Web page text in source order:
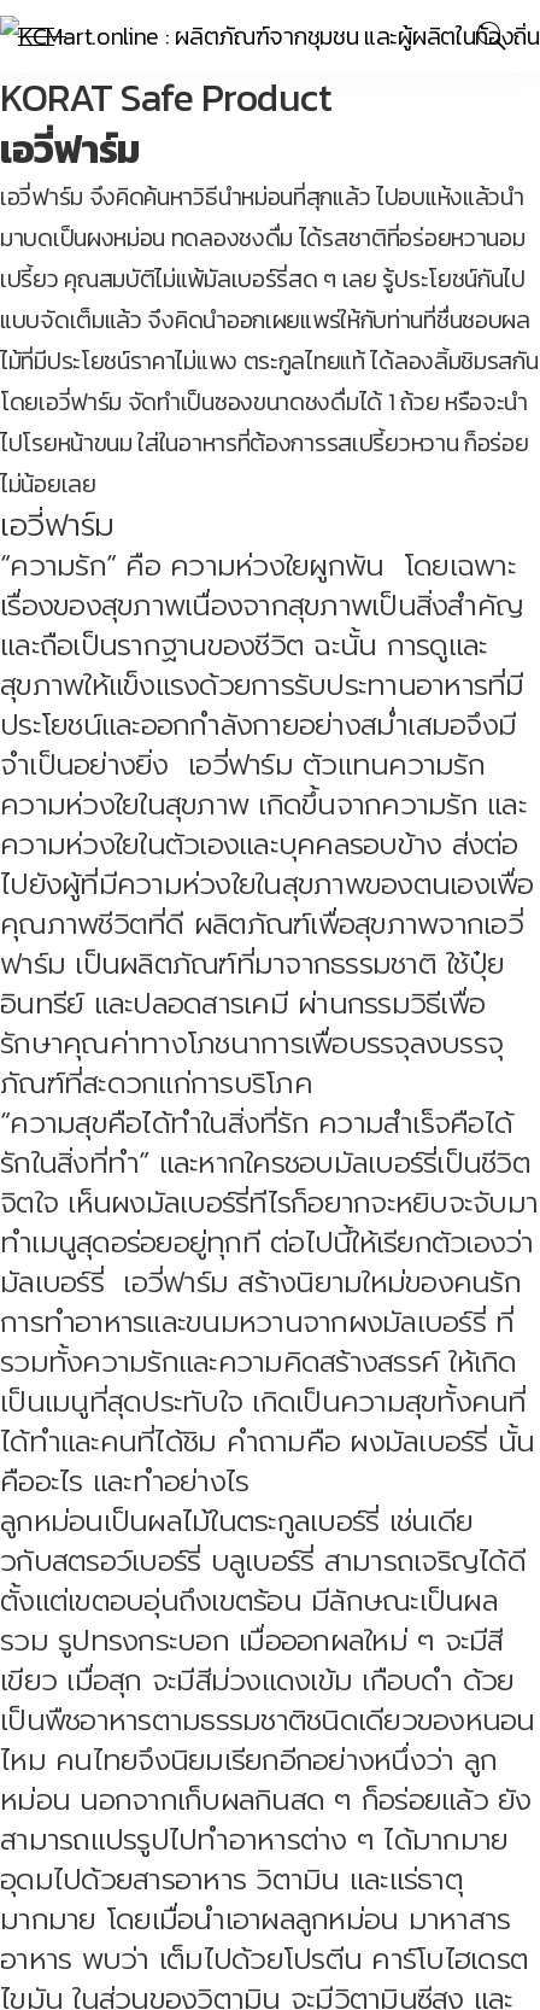
KORAT Safe Product
เอวี่ฟาร์ม
เอวี่ฟาร์ม จึงคิดค้นหาวิธีนำหม่อนที่สุกแล้ว ไปอบแห้งแล้วนำ
มาบดเป็นผงหม่อน ทดลองชงดื่ม ได้รสชาติที่อร่อยหวานอม
เปรี้ยว คุณสมบัติไม่แพ้มัลเบอร์รี่สด ๆ เลย รู้ประโยชน์กันไป
แบบจัดเต็มแล้ว จึงคิดนำออกเผยแพร่ให้กับท่านที่ชื่นชอบผล
ไม้ที่มีประโยชน์ราคาไม่แพง ตระกูลไทยแท้ ได้ลองลิ้มชิมรสกัน
โดยเอวี่ฟาร์ม จัดทำเป็นซองขนาดชงดื่มได้ 1 ถ้วย หรือจะนำ
ไปโรยหน้าขนม ใส่ในอาหารที่ต้องการรสเปรี้ยวหวาน ก็อร่อย
ไม่น้อยเลย
เอวี่ฟาร์ม
“ความรัก” คือ ความห่วงใยผูกพัน โดยเฉพาะ
เรื่องของสุขภาพเนื่องจากสุขภาพเป็นสิ่งสำคัญ
และถือเป็นรากฐานของชีวิต ฉะนั้น การดูและ
สุขภาพให้แข็งแรงด้วยการรับประทานอาหารที่มี
ประโยชน์และออกกำลังกายอย่างสม่ำเสมอจึงมี
จำเป็นอย่างยิ่ง เอวี่ฟาร์ม ตัวแทนความรัก
ความห่วงใยในสุขภาพ เกิดขึ้นจากความรัก และ
ความห่วงใยในตัวเองและบุคคลรอบข้าง ส่งต่อ
ไปยังผู้ที่มีความห่วงใยในสุขภาพของตนเองเพื่อ
คุณภาพชีวิตที่ดี ผลิตภัณฑ์เพื่อสุขภาพจากเอวี่
ฟาร์ม เป็นผลิตภัณฑ์ที่มาจากธรรมชาติ ใช้ปุ๋ย
อินทรีย์ และปลอดสารเคมี ผ่านกรรมวิธีเพื่อ
รักษาคุณค่าทางโภชนาการเพื่อบรรจุลงบรรจุ
ภัณฑ์ที่สะดวกแก่การบริโภค
“ความสุขคือได้ทำในสิ่งที่รัก ความสำเร็จคือได้
รักในสิ่งที่ทำ” และหากใครชอบมัลเบอร์รี่เป็นชีวิต
จิตใจ เห็นผงมัลเบอร์รี่ทีไรก็อยากจะหยิบจะจับมา
ทำเมนูสุดอร่อยอยู่ทุกที ต่อไปนี้ให้เรียกตัวเองว่า
มัลเบอร์รี่ เอวี่ฟาร์ม สร้างนิยามใหม่ของคนรัก
การทำอาหารและขนมหวานจากผงมัลเบอร์รี่ ที่
รวมทั้งความรักและความคิดสร้างสรรค์ ให้เกิด
เป็นเมนูที่สุดประทับใจ เกิดเป็นความสุขทั้งคนที่
ได้ทำและคนที่ได้ชิม คำถามคือ ผงมัลเบอร์รี่ นั้น
คืออะไร และทำอย่างไร
ลูกหม่อนเป็นผลไม้ในตระกูลเบอร์รี่ เช่นเดีย
วกับสตรอว์เบอร์รี่ บลูเบอร์รี่ สามารถเจริญได้ดี
ตั้งแต่เขตอบอุ่นถึงเขตร้อน มีลักษณะเป็นผล
รวม รูปทรงกระบอก เมื่อออกผลใหม่ ๆ จะมีสี
เขียว เมื่อสุก จะมีสีม่วงแดงเข้ม เกือบดำ ด้วย
เป็นพืชอาหารตามธรรมชาติชนิดเดียวของหนอน
ไหม คนไทยจึงนิยมเรียกอีกอย่างหนึ่งว่า ลูก
หม่อน นอกจากเก็บผลกินสด ๆ ก็อร่อยแล้ว ยัง
สามารถแปรรูปไปทำอาหารต่าง ๆ ได้มากมาย
อุดมไปด้วยสารอาหาร วิตามิน และแร่ธาตุ
มากมาย โดยเมื่อนำเอาผลลูกหม่อน มาหาสาร
อาหาร พบว่า เต็มไปด้วยโปรตีน คาร์โบไฮเดรต
ไขมัน ในส่วนของวิตามิน จะมีวิตามินซีสูง และ